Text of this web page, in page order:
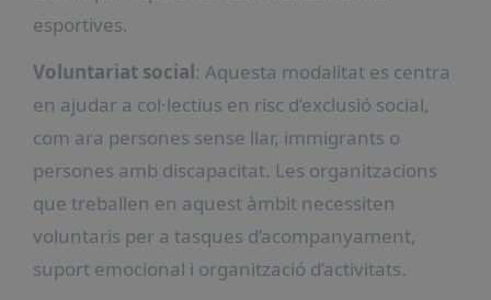
esportives.
Voluntariat social: Aquesta modalitat es centra
en ajudar a col·lectius en risc d’exclusió social,
com ara persones sense llar, immigrants o
persones amb discapacitat. Les organitzacions
que treballen en aquest àmbit necessiten
voluntaris per a tasques d’acompanyament,
suport emocional i organització d’activitats.